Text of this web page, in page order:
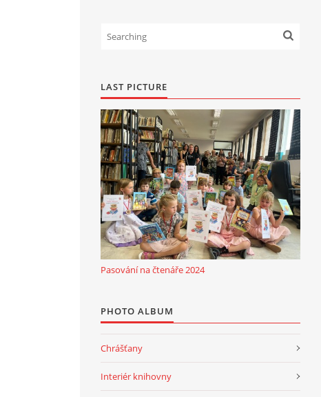
LAST PICTURE
Pasování na čtenáře 2024
PHOTO ALBUM
Chrášťany
Interiér knihovny